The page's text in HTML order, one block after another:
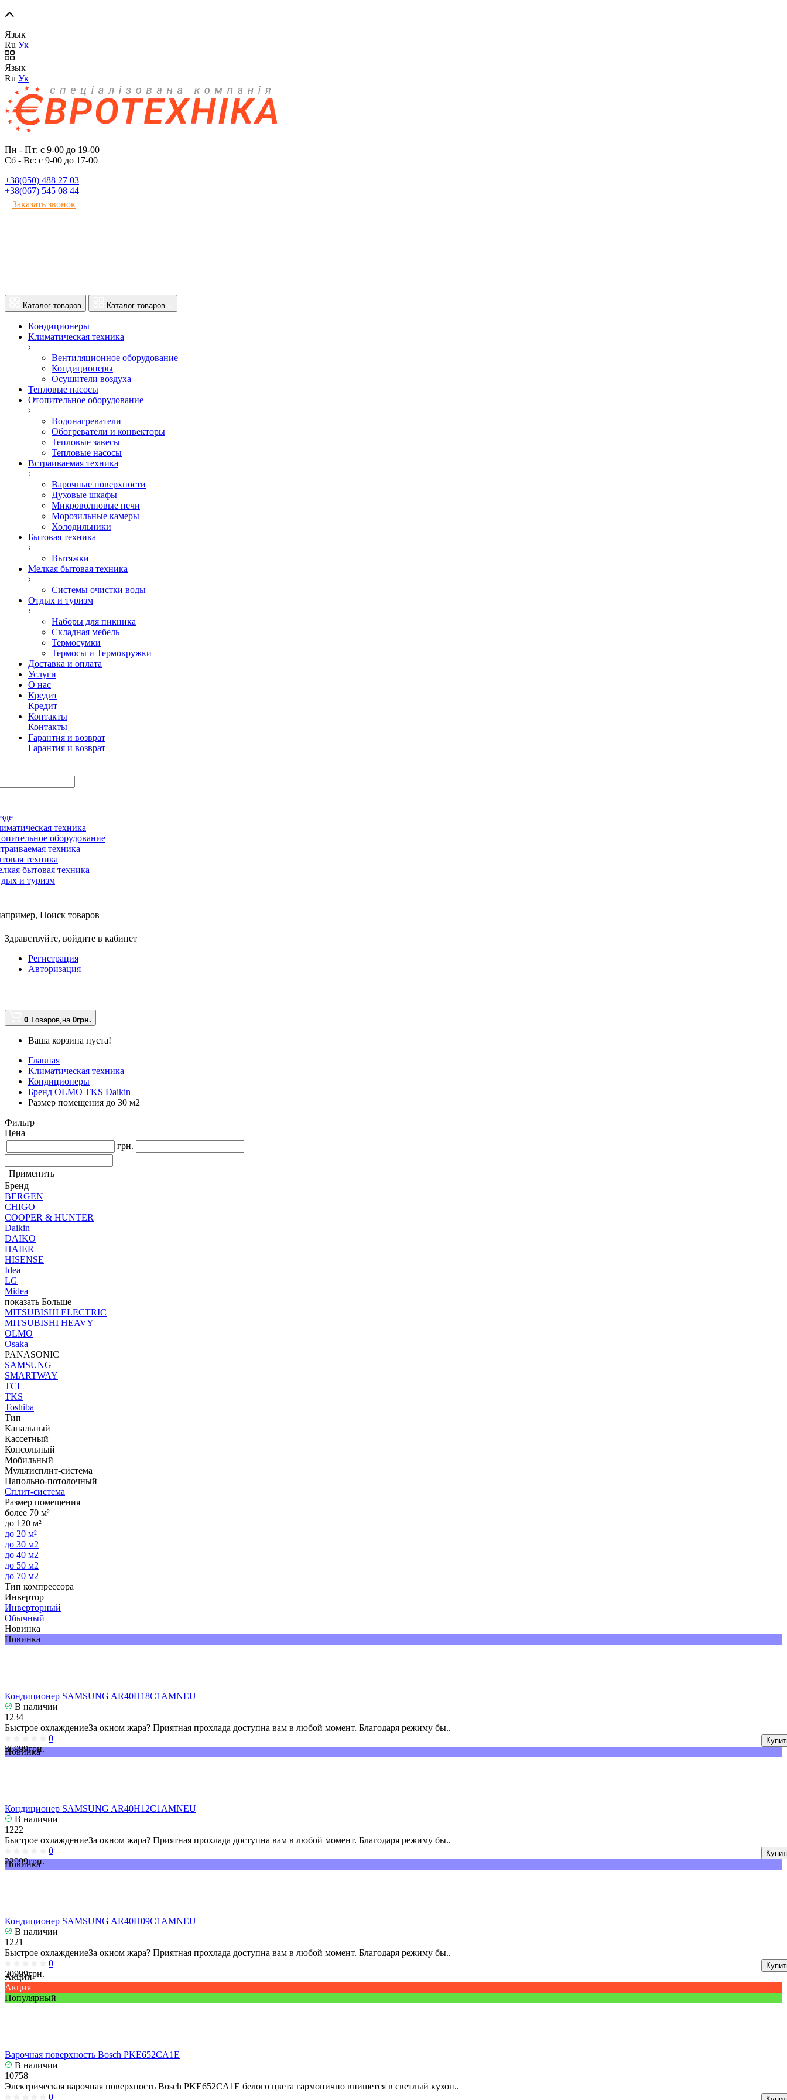
Язык
Ru Ук
Язык
Ru Ук
Пн - Пт: с 9-00 до 19-00
Сб - Вс: с 9-00 до 17-00
+38(050) 488 27 03
+38(067) 545 08 44
Заказать звонок
Каталог товаров Каталог товаров
Кондиционеры
Климатическая техника
Вентиляционное оборудование
Кондиционеры
Осушители воздуха
Тепловые насосы
Отопительное оборудование
Водонагреватели
Обогреватели и конвекторы
Тепловые завесы
Тепловые насосы
Встраиваемая техника
Варочные поверхности
Духовые шкафы
Микроволновые печи
Морозильные камеры
Холодильники
Бытовая техника
Вытяжки
Мелкая бытовая техника
Системы очистки воды
Отдых и туризм
Наборы для пикника
Складная мебель
Термосумки
Термосы и Термокружки
Доставка и оплата
Услуги
О нас
Кредит
Кредит
Контакты
Контакты
Гарантия и возврат
Гарантия и возврат
техника
оборудование
техника
техника
бытовая техника
и туризм
Поиск товаров
Здравствуйте, войдите в кабинет
Регистрация
Авторизация
0 Tоваров,на 0грн.
Ваша корзина пуста!
Главная
Климатическая техника
Кондиционеры
Бренд OLMO TKS Daikin
Размер помещения до 30 м2
Фильтр
Цена
грн.
Применить
Бренд
BERGEN
CHIGO
COOPER & HUNTER
Daikin
DAIKO
HAIER
HISENSE
Idea
LG
Midea
показать Больше
MITSUBISHI ELECTRIC
MITSUBISHI HEAVY
OLMO
Osaka
PANASONIC
SAMSUNG
SMARTWAY
TCL
TKS
Toshiba
Тип
Канальный
Кассетный
Консольный
Мобильный
Мультисплит-система
Напольно-потолочный
Сплит-система
Размер помещения
более 70 м²
до 120 м²
до 20 м²
до 30 м2
до 40 м2
до 50 м2
до 70 м2
Тип компрессора
Инвертор
Инверторный
Обычный
Новинка
Новинка
Кондиционер SAMSUNG AR40H18C1AMNEU
В наличии
1234
Быстрое охлаждениеЗа окном жара? Приятная прохлада доступна вам в любой момент. Благодаря режиму бы..
0
36999грн.
Новинка
Кондиционер SAMSUNG AR40H12C1AMNEU
В наличии
1222
Быстрое охлаждениеЗа окном жара? Приятная прохлада доступна вам в любой момент. Благодаря режиму бы..
0
22999грн.
Новинка
Кондиционер SAMSUNG AR40H09C1AMNEU
В наличии
1221
Быстрое охлаждениеЗа окном жара? Приятная прохлада доступна вам в любой момент. Благодаря режиму бы..
0
20999грн.
Акции
Акция
Популярный
Варочная поверхность Bosch PKE652CA1E
В наличии
10758
Электрическая варочная поверхность Bosch PKE652CA1E белого цвета гармонично впишется в светлый кухон..
0